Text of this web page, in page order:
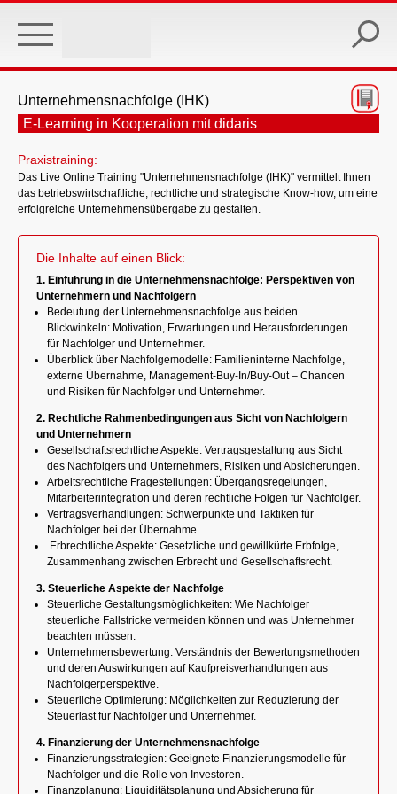
main
Unternehmensnachfolge (IHK)
E-Learning in Kooperation mit didaris
Praxistraining:
Das Live Online Training "Unternehmensnachfolge (IHK)" vermittelt Ihnen
das betriebswirtschaftliche, rechtliche und strategische Know-how, um eine
erfolgreiche Unternehmensübergabe zu gestalten.
Die Inhalte auf einen Blick:
1. Einführung in die Unternehmensnachfolge: Perspektiven von
Unternehmern und Nachfolgern
Bedeutung der Unternehmensnachfolge aus beiden
Blickwinkeln: Motivation, Erwartungen und Herausforderungen
für Nachfolger und Unternehmer.
Überblick über Nachfolgemodelle: Familieninterne Nachfolge,
externe Übernahme, Management-Buy-In/Buy-Out – Chancen
und Risiken für Nachfolger und Unternehmer.
2. Rechtliche Rahmenbedingungen aus Sicht von Nachfolgern
und Unternehmern
Gesellschaftsrechtliche Aspekte: Vertragsgestaltung aus Sicht
des Nachfolgers und Unternehmers, Risiken und Absicherungen.
Arbeitsrechtliche Fragestellungen: Übergangsregelungen,
Mitarbeiterintegration und deren rechtliche Folgen für Nachfolger.
Vertragsverhandlungen: Schwerpunkte und Taktiken für
Nachfolger bei der Übernahme.
Erbrechtliche Aspekte: Gesetzliche und gewillkürte Erbfolge,
Zusammenhang zwischen Erbrecht und Gesellschaftsrecht.
3. Steuerliche Aspekte der Nachfolge
Steuerliche Gestaltungsmöglichkeiten: Wie Nachfolger
steuerliche Fallstricke vermeiden können und was Unternehmer
beachten müssen.
Unternehmensbewertung: Verständnis der Bewertungsmethoden
und deren Auswirkungen auf Kaufpreisverhandlungen aus
Nachfolgerperspektive.
Steuerliche Optimierung: Möglichkeiten zur Reduzierung der
Steuerlast für Nachfolger und Unternehmer.
4. Finanzierung der Unternehmensnachfolge
Finanzierungsstrategien: Geeignete Finanzierungsmodelle für
Nachfolger und die Rolle von Investoren.
Finanzplanung: Liquiditätsplanung und Absicherung für